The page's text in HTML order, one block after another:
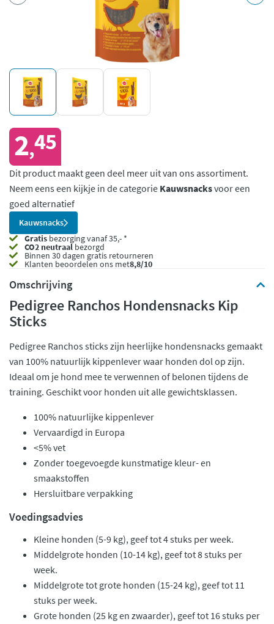
2,45
Dit product maakt geen deel meer uit van ons assortiment.
Neem eens een kijkje in de categorie Kauwsnacksvoor een
goed alternatief
Kauwsnacks
Gratis bezorging vanaf 35,- *
CO2 neutraalbezorgd
Binnen 30 dagen gratis retourneren
Klanten beoordelen ons met8,8/10
Omschrijving
Pedigree Ranchos Hondensnacks Kip
Sticks
Pedigree Ranchos sticks zijn heerlijke hondensnacks gemaakt
van 100% natuurlijk kippenlever waar honden dol op zijn.
Ideaal om je hond mee te verwennen of belonen tijdens de
training. Geschikt voor honden uit alle gewichtsklassen.
100% natuurlijke kippenlever
Vervaardigd in Europa
<5% vet
Zonder toegevoegde kunstmatige kleur- en
smaakstoffen
Hersluitbare verpakking
Voedingsadvies
Kleine honden (5-9 kg), geef tot 4 stuks per week.
Middelgrote honden (10-14 kg), geef tot 8 stuks per
week.
Middelgrote tot grote honden (15-24 kg), geef tot 11
stuks per week.
Grote honden (25 kg en zwaarder), geef tot 16 stuks per